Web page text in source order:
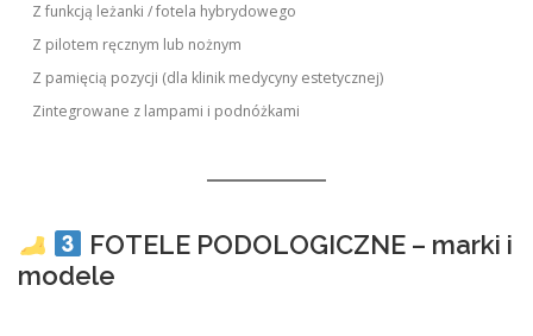
Z funkcją leżanki / fotela hybrydowego
Z pilotem ręcznym lub nożnym
Z pamięcią pozycji (dla klinik medycyny estetycznej)
Zintegrowane z lampami i podnóżkami
FOTELE PODOLOGICZNE – marki i
modele